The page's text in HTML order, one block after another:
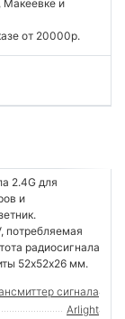
Макеевке и
от 20000р.
2.4G для
и
потребляемая
радиосигнала
52х52х26 мм.
сигнала
Arlight